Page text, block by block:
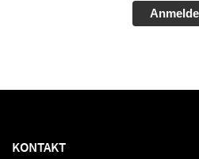
KONTAKT